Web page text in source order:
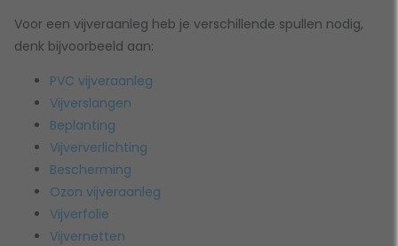
PVC koppeling
PVC kraan
PVC leidingwerk
PVC Puntstuk
PVC Sok
PVC T-stuk
PVC verloopring
Reigerverjager
Zwemvijver bodemdrain
Voor een vijveraanleg heb je verschillende spullen nodig,
denk bijvoorbeeld aan:
PVC vijveraanleg
Vijverslangen
Beplanting
Vijververlichting
Bescherming
Ozon vijveraanleg
Vijverfolie
Vijvernetten